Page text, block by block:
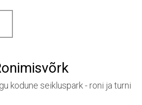
kodune seikluspark - roni ja turni